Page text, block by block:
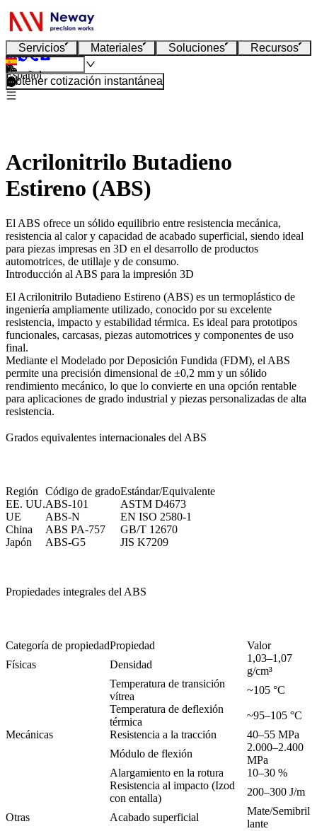
Servicios Materiales Soluciones Recursos
Español
Obtener cotización instantánea
Acrilonitrilo Butadieno
Estireno (ABS)
El ABS ofrece un sólido equilibrio entre resistencia mecánica,
resistencia al calor y capacidad de acabado superficial, siendo ideal
para piezas impresas en 3D en el desarrollo de productos
automotrices, de utillaje y de consumo.
Introducción al ABS para la impresión 3D
El Acrilonitrilo Butadieno Estireno (ABS) es un termoplástico de
ingeniería ampliamente utilizado, conocido por su excelente
resistencia, impacto y estabilidad térmica. Es ideal para prototipos
funcionales, carcasas, piezas automotrices y componentes de uso
final.
Mediante el Modelado por Deposición Fundida (FDM), el ABS
permite una precisión dimensional de ±0,2 mm y un sólido
rendimiento mecánico, lo que lo convierte en una opción rentable
para aplicaciones de grado industrial y piezas personalizadas de alta
resistencia.
Grados equivalentes internacionales del ABS
Región Código de gradoEstándar/Equivalente
EE. UU.ABS-101
ASTM D4673
UE
ABS-N
EN ISO 2580-1
China
ABS PA-757
GB/T 12670
Japón
ABS-G5 JIS K7209
Propiedades integrales del ABS
Categoría de propiedadPropiedad
Valor
Físicas
Densidad
1,03–1,07
g/cm³
Temperatura de transición
vítrea
~105 °C
Temperatura de deflexión
térmica
~95–105 °C
Mecánicas
Resistencia a la tracción
40–55 MPa
Módulo de flexión
2.000–2.400
MPa
Alargamiento en la rotura
10–30 %
Resistencia al impacto (Izod
con entalla)
200–300 J/m
Otras Acabado superficial
Mate/Semibril
lante